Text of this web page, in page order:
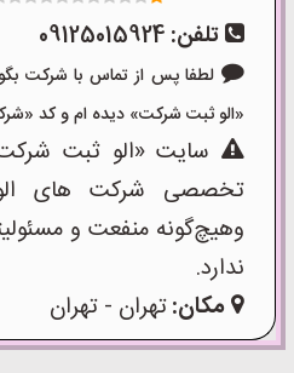
تلفن: 09125015924
لطفا پس از تماس با شرکت
«الو ثبت شرکت» دیده ام و کد «شرکت-35» را اعلام
سایت «الو ثبت
تخصصی شرکت های
وهیچ‌گونه منفعت و
ندارد.
مکان:تهران - تهران